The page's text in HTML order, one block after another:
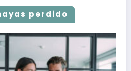
perdido